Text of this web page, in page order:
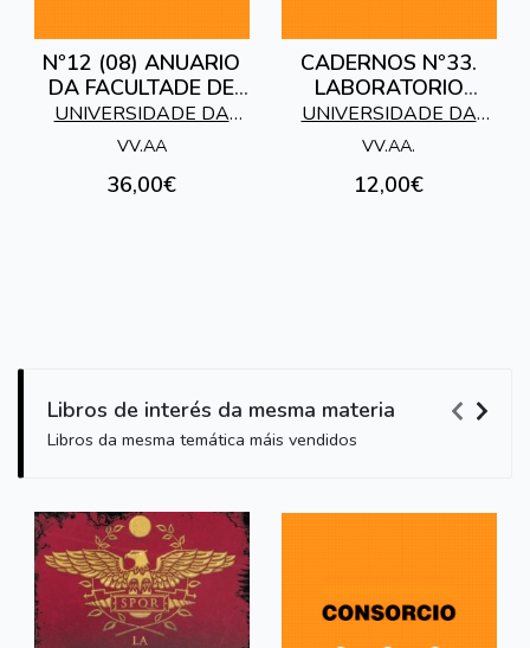
Nº12 (08) ANUARIO
DA FACULTADE DE
DEREITO
UNIVERSIDADE DA
CORUÑA
VV.AA
36,00€
CADERNOS Nº33.
LABORATORIO
XEOLOXICO DE LAXE
UNIVERSIDADE DA
CORUÑA
VV.AA.
12,00€
Libros de interés da mesma materia
Libros da mesma temática máis vendidos